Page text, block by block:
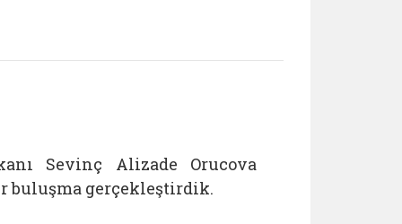
Sevinç Alizade Orucova
buluşma gerçekleştirdik.